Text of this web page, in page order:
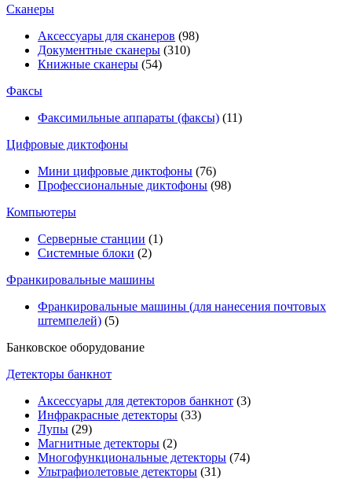
Сканеры
Аксессуары для сканеров (98)
Документные сканеры (310)
Книжные сканеры (54)
Факсы
Факсимильные аппараты (факсы) (11)
Цифровые диктофоны
Мини цифровые диктофоны (76)
Профессиональные диктофоны (98)
Компьютеры
Серверные станции (1)
Системные блоки (2)
Франкировальные машины
Франкировальные машины (для нанесения почтовых
штемпелей) (5)
Банковское оборудование
Детекторы банкнот
Аксессуары для детекторов банкнот (3)
Инфракрасные детекторы (33)
Лупы (29)
Магнитные детекторы (2)
Многофункциональные детекторы (74)
Ультрафиолетовые детекторы (31)